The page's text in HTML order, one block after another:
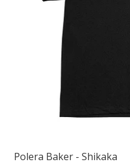
Polera Baker - Shikaka